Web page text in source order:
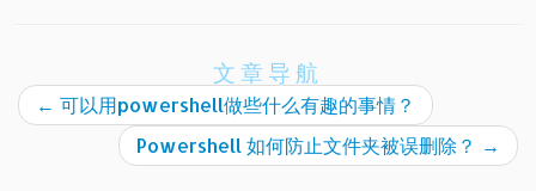
文章导航
← 可以用powershell做些什么有趣的事情？
Powershell 如何防止文件夹被误删除？ →